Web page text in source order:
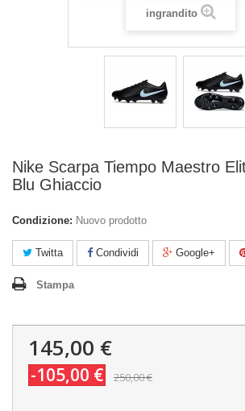
ingrandito
Nike Scarpa Tiempo Maestro
Blu Ghiaccio
Condizione: Nuovo prodotto
Twitta Condividi Google+
Stampa
145,00 €
-105,00 € 250,00 €